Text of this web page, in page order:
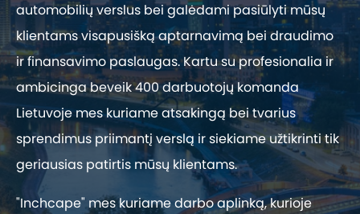
automobilių verslus bei galėdami pasiūlyti mūsų
klientams visapusišką aptarnavimą bei draudimo
ir finansavimo paslaugas. Kartu su profesionalia ir
ambicinga beveik 400 darbuotojų komanda
Lietuvoje mes kuriame atsakingą bei tvarius
sprendimus priimantį verslą ir siekiame užtikrinti tik
geriausias patirtis mūsų klientams.
"Inchcape" mes kuriame darbo aplinką, kurioje